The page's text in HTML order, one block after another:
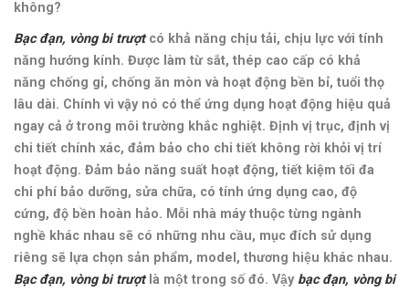
không?
Bạc đạn, vòng bi trượtcó khả năng chịu tải, chịu lực với tính
năng hướng kính. Được làm từ sắt, thép cao cấp có khả
năng chống gỉ, chống ăn mòn và hoạt động bền bỉ, tuổi thọ
lâu dài. Chính vì vậy nó có thể ứng dụng hoạt động hiệu quả
ngay cả ở trong môi trường khắc nghiệt. Định vị trục, định vị
chi tiết chính xác, đảm bảo cho chi tiết không rời khỏi vị trí
hoạt động. Đảm bảo năng suất hoạt động, tiết kiệm tối đa
chi phí bảo dưỡng, sửa chữa, có tính ứng dụng cao, độ
cứng, độ bền hoàn hảo. Mỗi nhà máy thuộc từng ngành
nghề khác nhau sẽ có những nhu cầu, mục đích sử dụng
riêng sẽ lựa chọn sản phẩm, model, thương hiệu khác nhau.
Bạc đạn, vòng bi trượtlà một trong số đó. Vậy bạc đạn, vòng bi